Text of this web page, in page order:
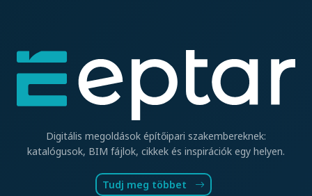
Digitális megoldások építőipari szakembereknek:
katalógusok, BIM fájlok, cikkek és inspirációk egy helyen.
Tudj meg többet